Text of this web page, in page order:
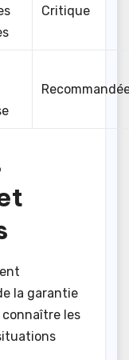
Critique
la garantie
les